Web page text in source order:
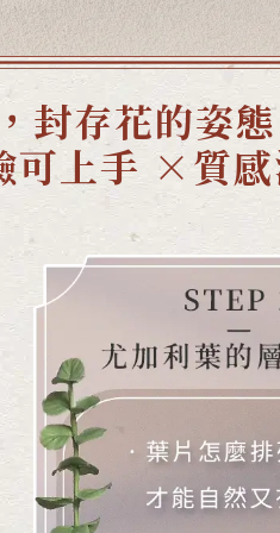
封存花的姿態
可上手 ×質